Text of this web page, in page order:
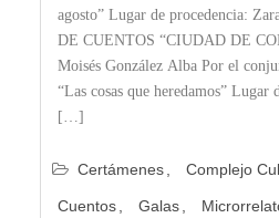
agosto” Lugar de procedencia:
DE CUENTOS “CIUDAD DE
Moisés González Alba Por el
“Las cosas que heredamos” Lugar
[…]
Certámenes Complejo
Cuentos Galas